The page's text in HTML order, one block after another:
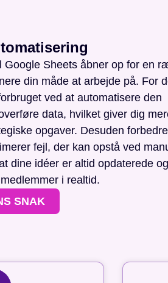
Google Sheets åbner op for en
din måde at arbejde på. For
ved at automatisere den
data, hvilket giver dig
opgaver. Desuden
fejl, der kan opstå ved
dine idéer er altid opdaterede og
i realtid.
SNAK